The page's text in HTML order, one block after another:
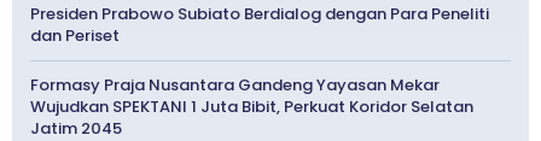
Presiden Prabowo Subiato Berdialog dengan Para Peneliti
dan Periset
Formasy Praja Nusantara Gandeng Yayasan Mekar
Wujudkan SPEKTANI 1 Juta Bibit, Perkuat Koridor Selatan
Jatim 2045